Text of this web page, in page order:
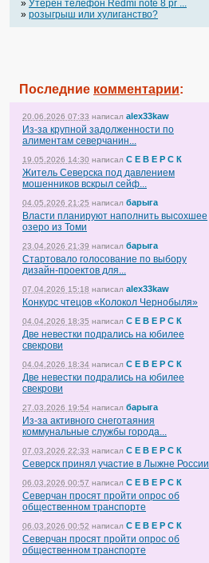
» Утерен телефон Redmi note 8 pr ...
» розыгрыш или хулиганство?
Последние комментарии:
20.06.2026 07:33 написал alex33kaw
Из-за крупной задолженности по
алиментам северчанин...
19.05.2026 14:30 написал С Е В Е Р С К
Житель Северска под давлением
мошенников вскрыл сейф...
04.05.2026 21:25 написал барыга
Власти планируют наполнить высохшее
озеро из Томи
23.04.2026 21:39 написал барыга
Стартовало голосование по выбору
дизайн-проектов для...
07.04.2026 15:18 написал alex33kaw
Конкурс чтецов «Колокол Чернобыля»
04.04.2026 18:35 написал С Е В Е Р С К
Две невестки подрались на юбилее
свекрови
04.04.2026 18:34 написал С Е В Е Р С К
Две невестки подрались на юбилее
свекрови
27.03.2026 19:54 написал барыга
Из-за активного снеготаяния
коммунальные службы города...
07.03.2026 22:33 написал С Е В Е Р С К
Северск принял участие в Лыжне России
06.03.2026 00:57 написал С Е В Е Р С К
Северчан просят пройти опрос об
общественном транспорте
06.03.2026 00:52 написал С Е В Е Р С К
Северчан просят пройти опрос об
общественном транспорте